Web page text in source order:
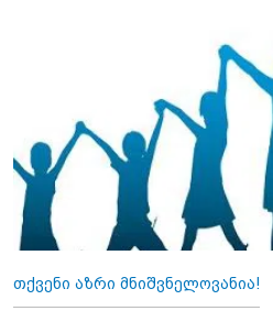
თქვენი აზრი მნიშვნელოვანია!